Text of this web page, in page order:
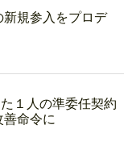
規参入をプロデ
１人の準委任契約
命令に